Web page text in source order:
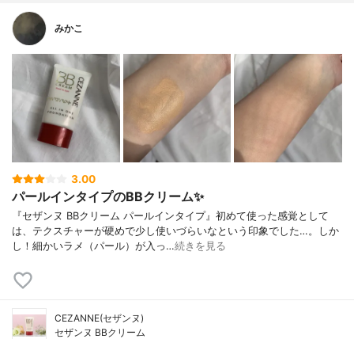
みかこ
3.00
パールインタイプのBBクリーム✨
『セザンヌ BBクリーム パールインタイプ』初めて使った感覚として
は、テクスチャーが硬めで少し使いづらいなという印象でした…。しか
し！細かいラメ（パール）が入っ…続きを見る
CEZANNE(セザンヌ)
セザンヌ BBクリーム